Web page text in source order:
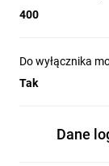
400
Do wyłącznika
Tak
Dane